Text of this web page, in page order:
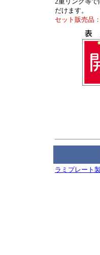
だけます。
セット販売品
ラミプレート